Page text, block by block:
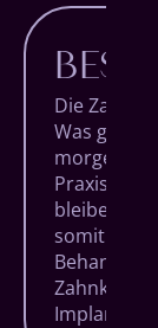
Die
Was
morgen
Praxis mit
bleiben wir
somit die
Implantat-